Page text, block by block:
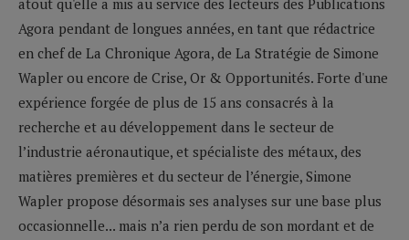
Agora pendant de longues années, en tant que rédactrice
en chef de La Chronique Agora, de La Stratégie de Simone
Wapler ou encore de Crise, Or & Opportunités. Forte d'une
expérience forgée de plus de 15 ans consacrés à la
recherche et au développement dans le secteur de
l’industrie aéronautique, et spécialiste des métaux, des
matières premières et du secteur de l’énergie, Simone
Wapler propose désormais ses analyses sur une base plus
occasionnelle... mais n’a rien perdu de son mordant et de